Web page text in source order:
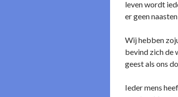
leven wordt
er geen
Wij hebben
bevind zich de
geest als ons
Ieder mens